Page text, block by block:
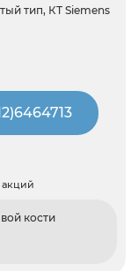
тип, КТ Siemens
акций
кости